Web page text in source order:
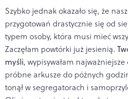
Szybko jednak okazało się, że
przygotowań drastycznie się od
typem osoby, która musi mieć
Zaczęłam powtórki już jesienią.
myśli, wypisywałam najważniejsze
próbne arkusze do późnych
tonął w segregatorach i